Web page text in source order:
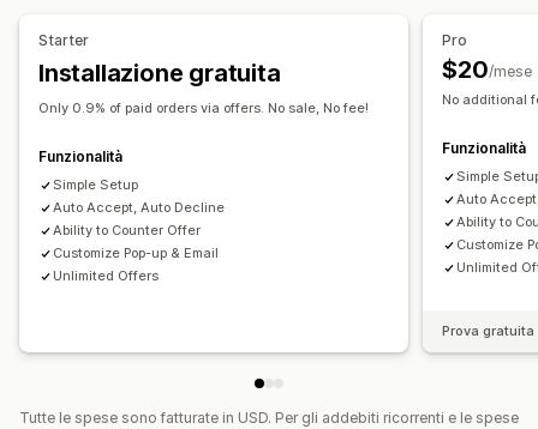
Personalizzazione
Visualizzazione personalizzata
Notifiche
Risposte automatiche alle email
Notifiche via email
Starter
Installazione gratuita
Only 0.9% of paid orders via offers. No sale, No fee!
Funzionalità
Simple Setup
Auto Accept, Auto Decline
Ability to Counter Offer
Customize Pop-up & Email
Unlimited Offers
Pro
$20/mese
No additional
Funzionalità
Simple
Auto
Ability to
Customize
Unlimited
Prova
Tutte le spese sono fatturate in USD. Per gli addebiti ricorrenti e le spese